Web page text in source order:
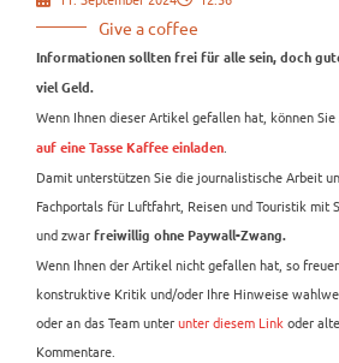
Give a coffee
Informationen sollten frei für alle sein, doch
viel Geld.
Wenn Ihnen dieser Artikel gefallen hat, können
auf eine Tasse Kaffee einladen
Damit unterstützen Sie die journalistische Arbeit
Fachportals für Luftfahrt, Reisen und Touristik mit
und zwar freiwillig ohne Paywall-Zwang.
Wenn Ihnen der Artikel nicht gefallen hat, so
konstruktive Kritik und/oder Ihre Hinweise
oder an das Team unterunter diesem Link oder
Kommentare.